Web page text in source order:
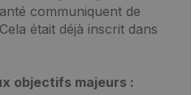
communiquent de
était déjà inscrit dans
objectifs majeurs :